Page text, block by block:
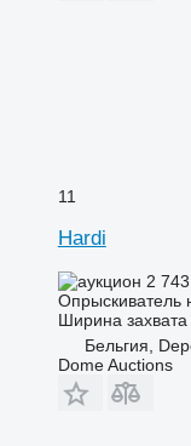
11
Hardi
2
Опрыскиватель
Ширина захвата
Бельгия,
Dome Auctions